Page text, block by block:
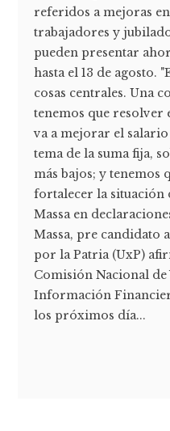
referidos a mejoras
trabajadores y
pueden presentar
hasta el 13 de agosto.
cosas centrales. Una
tenemos que resolver
va a mejorar el
tema de la suma fija,
más bajos; y tenemos
fortalecer la situación
Massa en
Massa, pre candidato
por la Patria (UxP)
Comisión Nacional
Información
los próximos día...